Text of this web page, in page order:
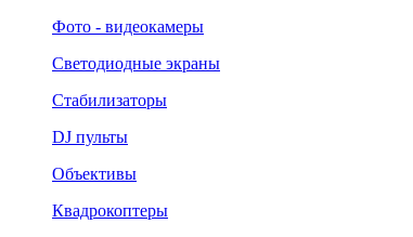
Фото - видеокамеры
Светодиодные экраны
Стабилизаторы
DJ пульты
Объективы
Квадрокоптеры